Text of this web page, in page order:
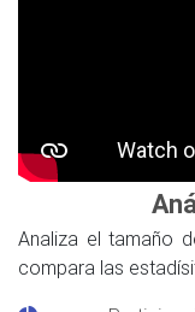
Analiza el tamaño
compara las